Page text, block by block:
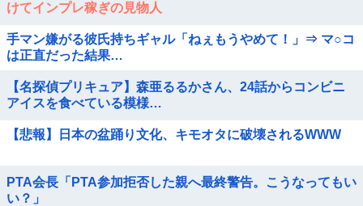
けてインプレ稼ぎの見物人
手マン嫌がる彼氏持ちギャル「ねぇもうやめて！」⇒ マ○コ
は正直だった結果…
【名探偵プリキュア】森亜るるかさん、24話からコンビニ
アイスを食べている模様…
【悲報】日本の盆踊り文化、キモオタに破壊されるWWW
PTA会長「PTA参加拒否した親へ最終警告。こうなってもい
い？」